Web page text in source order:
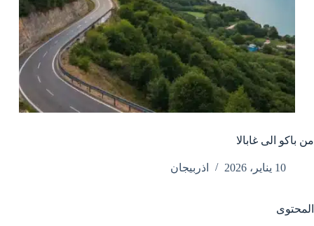
من باكو الى غابالا
10 يناير، 2026 اذربيجان
المحتوى